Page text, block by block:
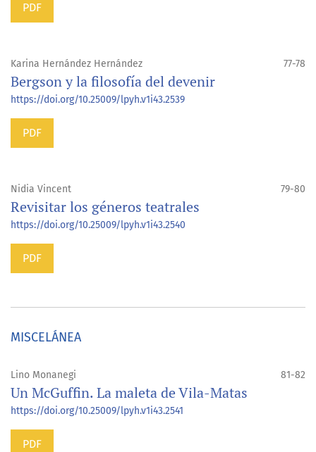
PDF
Karina Hernández Hernández 77-78
Bergson y la filosofía del devenir
https://doi.org/10.25009/lpyh.v1i43.2539
PDF
Nidia Vincent 79-80
Revisitar los géneros teatrales
https://doi.org/10.25009/lpyh.v1i43.2540
PDF
MISCELÁNEA
Lino Monanegi 81-82
Un McGuffin. La maleta de Vila-Matas
https://doi.org/10.25009/lpyh.v1i43.2541
PDF